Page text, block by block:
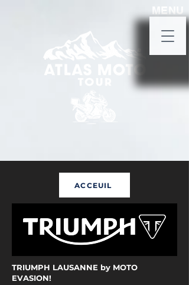
MENU
ACCEUIL
TRIUMPH LAUSANNE by MOTO
EVASION!